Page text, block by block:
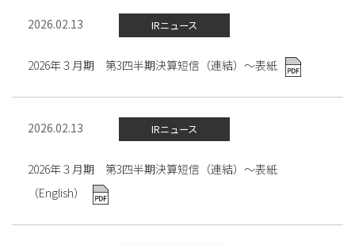
2026.02.13 IRニュース
2026年３月期 第3四半期決算短信（連結）～表紙
2026.02.13 IRニュース
2026年３月期 第3四半期決算短信（連結）～表紙
（English）